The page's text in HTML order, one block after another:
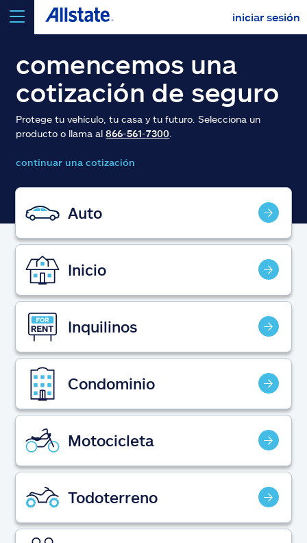
iniciar sesión
seleccionar un producto para cotizar
Select a Product
ir continuar una cotización
Seguros y más
Recursos
Reclamos
Asistencia y apoyo
Buscar agente
Ashburn, VA 20146
English
comencemos una
cotización de seguro
Protege tu vehículo, tu casa y tu futuro. Selecciona un
producto o llama al866-561-7300
continuar una cotización
Auto
Inicio
Inquilinos
Condominio
Motocicleta
Todoterreno